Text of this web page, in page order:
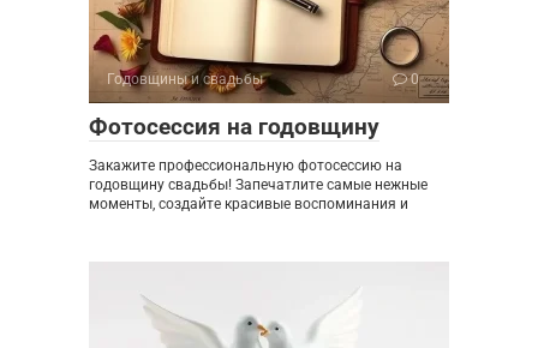
Годовщины и свадьбы 0
Фотосессия на годовщину
Закажите профессиональную фотосессию на
годовщину свадьбы! Запечатлите самые нежные
моменты, создайте красивые воспоминания и